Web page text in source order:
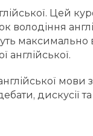
Цей
володіння
максимально
англійської.
мови
дискусії та